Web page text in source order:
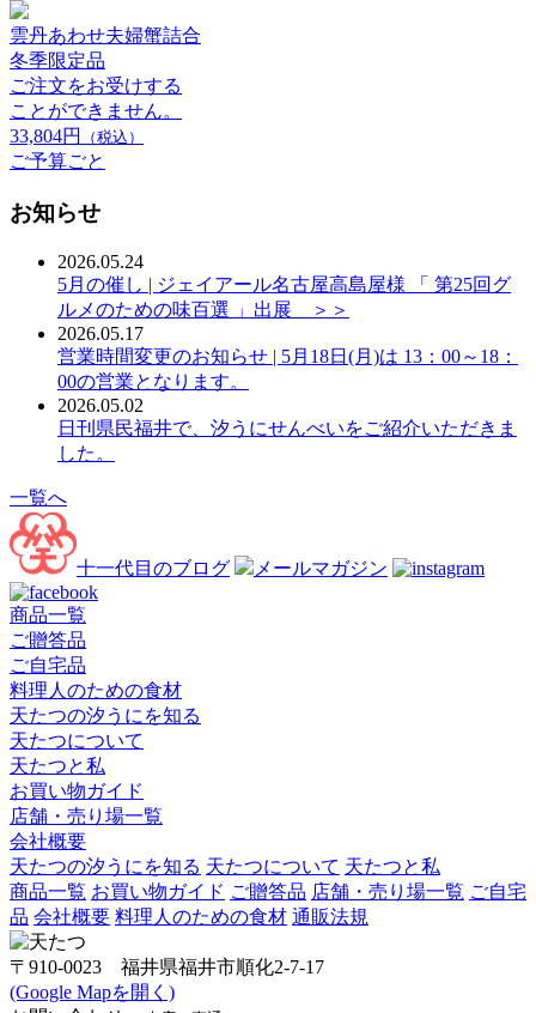
雲丹あわせ夫婦蟹詰合
冬季限定品
ご注文をお受けする
ことができません。
33,804円
（税込）
ご予算ごと
お知らせ
2026.05.24
5月の催し | ジェイアール名古屋高島屋様 「 第25回グ
ルメのための味百選 」出展 ＞＞
2026.05.17
営業時間変更のお知らせ | 5月18日(月)は 13：00～18：
00の営業となります。
2026.05.02
日刊県民福井で、汐うにせんべいをご紹介いただきま
した。
一覧へ
十一代目のブログ メールマガジン
商品一覧
ご贈答品
ご自宅品
料理人のための食材
天たつの汐うにを知る
天たつについて
天たつと私
お買い物ガイド
店舗・売り場一覧
会社概要
天たつの汐うにを知る 天たつについて 天たつと私
商品一覧 お買い物ガイド ご贈答品 店舗・売り場一覧 ご自宅
品 会社概要 料理人のための食材 通販法規
〒910-0023 福井県福井市順化2-7-17
(Google Mapを開く)